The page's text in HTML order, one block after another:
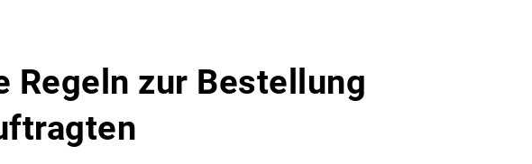
Regeln zur Bestellung